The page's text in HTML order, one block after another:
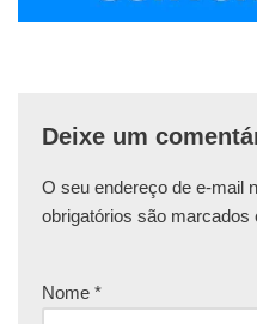
Deixe um
O seu endereço de e-mail
obrigatórios são marcados
Nome *